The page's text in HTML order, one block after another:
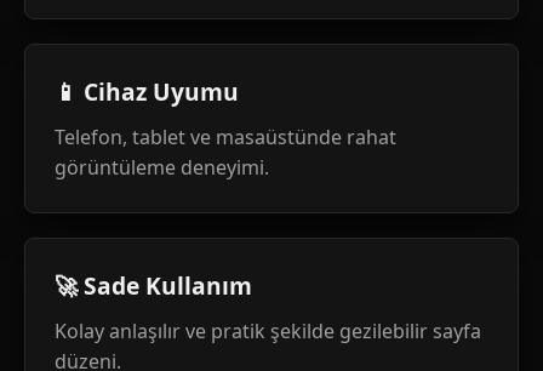
📱 Cihaz Uyumu
Telefon, tablet ve masaüstünde rahat
görüntüleme deneyimi.
🚀 Sade Kullanım
Kolay anlaşılır ve pratik şekilde gezilebilir sayfa
düzeni.